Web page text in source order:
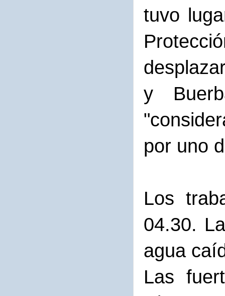
tuvo
y
por uno
Los
04.30.
agua
Las